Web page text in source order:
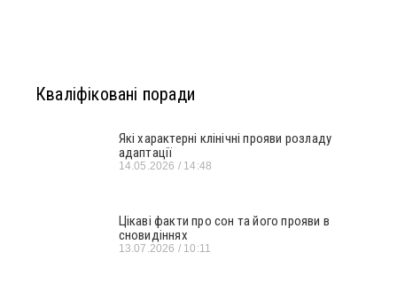
Кваліфіковані поради
Які характерні клінічні прояви розладу
адаптації
14.05.2026 14:48
Цікаві факти про сон та його прояви в
сновидіннях
13.07.2026 10:11